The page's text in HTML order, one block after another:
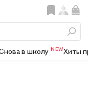
в школу NEWХиты